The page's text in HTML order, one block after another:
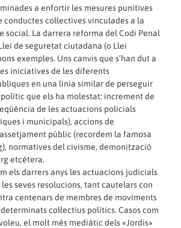
a enfortir les mesures punitives
col·lectives vinculades a la
social. La darrera reforma del Codi Penal
de seguretat ciutadana (o Llei
exemples. Uns canvis que s’han dut a
iniciatives de les diferents
en una línia similar de perseguir
que els ha molestat: increment de
de les actuacions policials
i municipals), accions de
públic (recordem la famosa
normatives del civisme, demonització
etcètera.
els darrers anys les actuacions judicials
seves resolucions, tant cautelars con
centenars de membres de moviments
col·lectius polítics. Casos com
el molt més mediàtic dels «Jordis»